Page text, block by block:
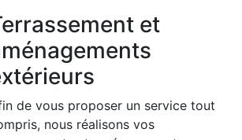
et
de vous proposer un service tout
nous réalisons vos